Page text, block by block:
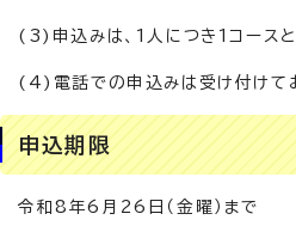
(3)申込みは、1人につき1コースと
(4)電話での申込みは受け付けてお
申込期限
令和8年6月26日（金曜）まで